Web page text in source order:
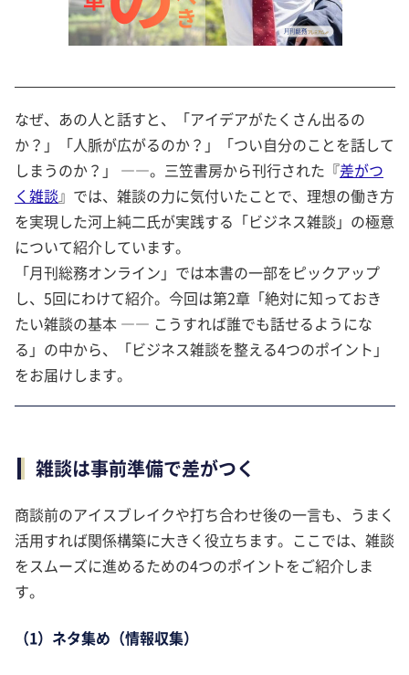
なぜ、あの人と話すと、「アイデアがたくさん出るの
か？」「人脈が広がるのか？」「つい自分のことを話して
しまうのか？」 ――。三笠書房から刊行された『差がつ
く雑談』では、雑談の力に気付いたことで、理想の働き方
を実現した河上純二氏が実践する「ビジネス雑談」の極意
について紹介しています。
「月刊総務オンライン」では本書の一部をピックアップ
し、5回にわけて紹介。今回は第2章「絶対に知っておき
たい雑談の基本 ―― こうすれば誰でも話せるようにな
る」の中から、「ビジネス雑談を整える4つのポイント」
をお届けします。
雑談は事前準備で差がつく
商談前のアイスブレイクや打ち合わせ後の一言も、うまく
活用すれば関係構築に大きく役立ちます。ここでは、雑談
をスムーズに進めるための4つのポイントをご紹介しま
す。
（1）ネタ集め（情報収集）